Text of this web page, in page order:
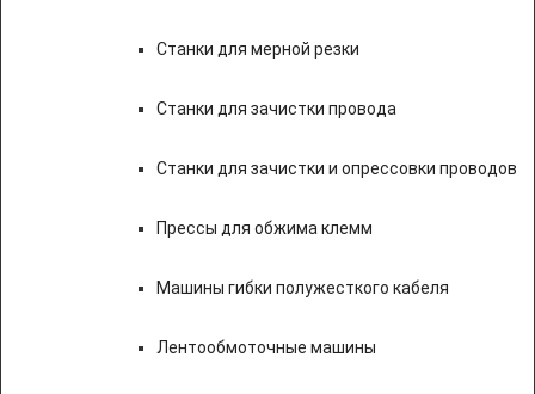
Станки для мерной резки
Станки для зачистки провода
Станки для зачистки и опрессовки проводов
Прессы для обжима клемм
Машины гибки полужесткого кабеля
Лентообмоточные машины